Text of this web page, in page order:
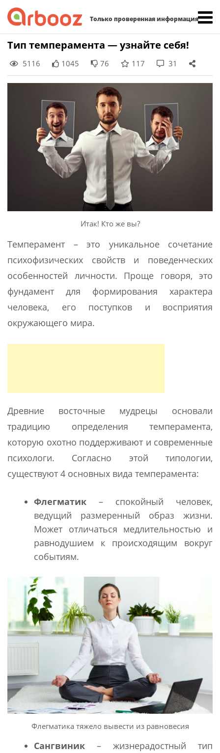
Только проверенная информация
Skip
content
Тип темперамента — узнайте себя!
5116 1045 76 117 31
Итак! Кто же вы?
Темперамент – это уникальное сочетание
психофизических свойств и поведенческих
особенностей личности. Проще говоря, это
фундамент для формирования характера
человека, его поступков и восприятия
окружающего мира.
Древние восточные мудрецы основали
традицию определения темперамента,
которую охотно поддерживают и современные
психологи. Согласно этой типологии,
существуют 4 основных вида темперамента:
Флегматик – спокойный человек,
ведущий размеренный образ жизни.
Может отличаться медлительностью и
равнодушием к происходящим вокруг
событиям.
Флегматика тяжело вывести из равновесия
Сангвиник – жизнерадостный тип
Найти: